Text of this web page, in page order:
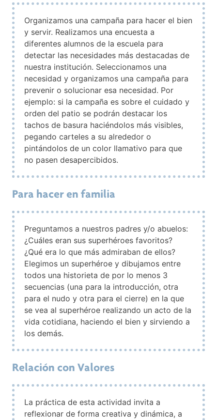
Organizamos una campaña para hacer el bien
y servir. Realizamos una encuesta a
diferentes alumnos de la escuela para
detectar las necesidades más destacadas de
nuestra institución. Seleccionamos una
necesidad y organizamos una campaña para
prevenir o solucionar esa necesidad. Por
ejemplo: si la campaña es sobre el cuidado y
orden del patio se podrán destacar los
tachos de basura haciéndolos más visibles,
pegando carteles a su alrededor o
pintándolos de un color llamativo para que
no pasen desapercibidos.
Para hacer en familia
Preguntamos a nuestros padres y/o abuelos:
¿Cuáles eran sus superhéroes favoritos?
¿Qué era lo que más admiraban de ellos?
Elegimos un superhéroe y dibujamos entre
todos una historieta de por lo menos 3
secuencias (una para la introducción, otra
para el nudo y otra para el cierre) en la que
se vea al superhéroe realizando un acto de la
vida cotidiana, haciendo el bien y sirviendo a
los demás.
Relación con Valores
La práctica de esta actividad invita a
reflexionar de forma creativa y dinámica, a